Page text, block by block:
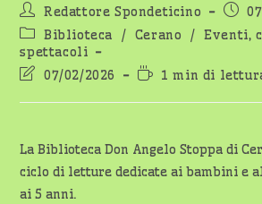
Autore
dell'articolo:
Redattore Spondeticino
Categoria
dell'articolo:
Biblioteca / Cerano / Eventi,
spettacoli
Ultima
dell'articolo:
07/02/2026
Tempo
lettura:
1 min di
La Biblioteca Don Angelo Stoppa di
ciclo di letture dedicate ai bambini e
ai 5 anni.